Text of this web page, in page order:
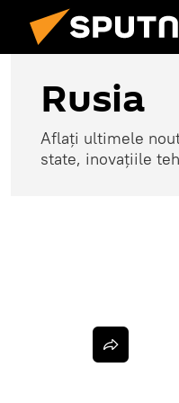
Rusia
Aflați ultimele
state, inovațiile